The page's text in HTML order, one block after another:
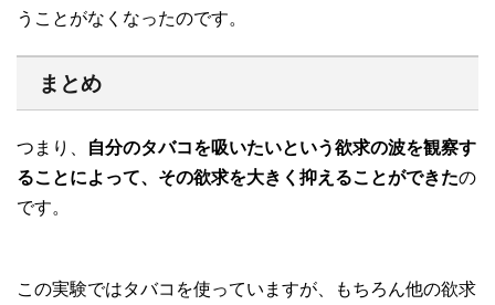
うことがなくなったのです。
まとめ
つまり、
自分のタバコを吸いたいという欲求の波を観察す
ることによって、その欲求を大きく抑えることができたの
です。
この実験ではタバコを使っていますが、もちろん他の欲求